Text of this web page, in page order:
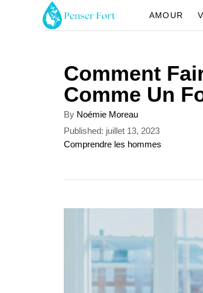
AMOUR
Comment
Comme Un
By A
u
t
r
Noémie Moreau
P
o
o
Published: juillet 13, 2023
C
o
Comprendre les hommes